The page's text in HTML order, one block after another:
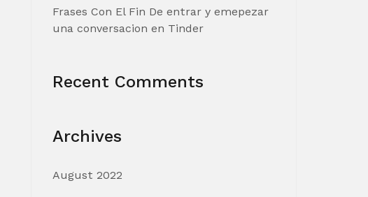
Frases Con El Fin De entrar y emepezar
una conversacion en Tinder
Recent Comments
Archives
August 2022